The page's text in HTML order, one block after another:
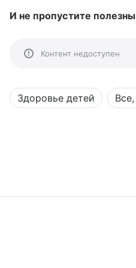
И не пропустите
Контент недоступен
Здоровье детей